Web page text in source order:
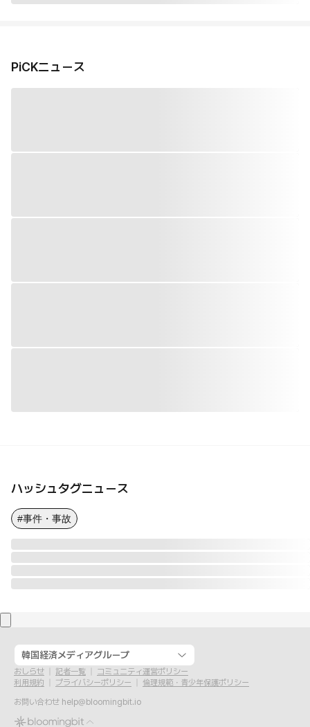
PiCKニュース
ハッシュタグニュース
#事件・事故
韓国経済メディアグループ
おしらせ 記者一覧
コミュニティ運営ポリシー
利用規約
プライバシーポリシー
倫理規範・青少年保護ポリシー
お問い合わせ help@bloomingbit.io